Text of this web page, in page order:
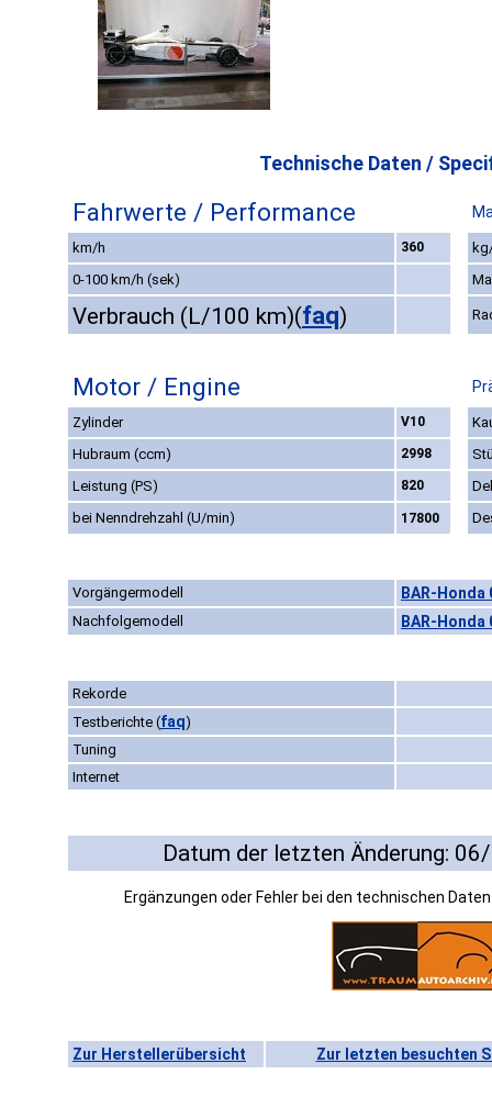
Technische Daten /
Fahrwerte / Performance
km/h 360
0-100 km/h (sek)
Verbrauch (L/100 km)(faq)
Motor / Engine
Zylinder V10
Hubraum (ccm)
2998
Leistung (PS)
820
bei Nenndrehzahl (U/min)
17800
Vorgängermodell BAR-Honda
Nachfolgemodell BAR-Honda
Rekorde
Testberichte (faq)
Tuning
Internet
Datum der letzten Änderung:
Ergänzungen oder Fehler bei den technischen
Zur Herstellerübersicht Zur letzten besuchten